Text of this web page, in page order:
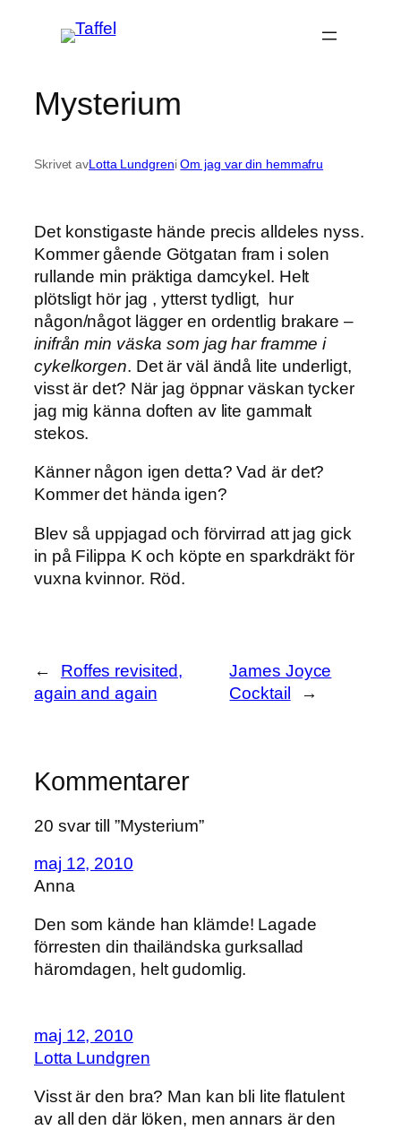
Mysterium
Skrivet avLotta LundgreniOm jag var din hemmafru
Det konstigaste hände precis alldeles nyss.
Kommer gående Götgatan fram i solen
rullande min präktiga damcykel. Helt
plötsligt hör jag , ytterst tydligt, hur
någon/något lägger en ordentlig brakare –
inifrån min väska som jag har framme i
cykelkorgen. Det är väl ändå lite underligt,
visst är det? När jag öppnar väskan tycker
jag mig känna doften av lite gammalt
stekos.
Känner någon igen detta? Vad är det?
Kommer det hända igen?
Blev så uppjagad och förvirrad att jag gick
in på Filippa K och köpte en sparkdräkt för
vuxna kvinnor. Röd.
←
Roffes revisited,
again and again
James Joyce
Cocktail
→
Kommentarer
20 svar till ”Mysterium”
maj 12, 2010
Anna
Den som kände han klämde! Lagade
förresten din thailändska gurksallad
häromdagen, helt gudomlig.
maj 12, 2010
Lotta Lundgren
Visst är den bra? Man kan bli lite flatulent
av all den där löken, men annars är den